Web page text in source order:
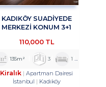
2
KADIKÖY SUADİYEDE
MERKEZİ KONUM 3+1
TROYKADAN
110,000 TL
135m² 3 1
Kiralık
Apartman Dairesi
İstanbul
Kadıköy